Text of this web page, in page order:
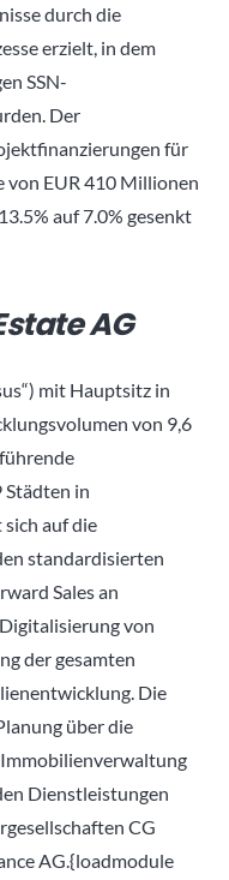
durch die
erzielt, in dem
SSN-
Der
für
EUR 410 Millionen
auf 7.0% gesenkt
AG
mit Hauptsitz in
von 9,6
Städten in
auf die
standardisierten
Sales an
von
der gesamten
Die
über die
Dienstleistungen
CG
AG.{loadmodule